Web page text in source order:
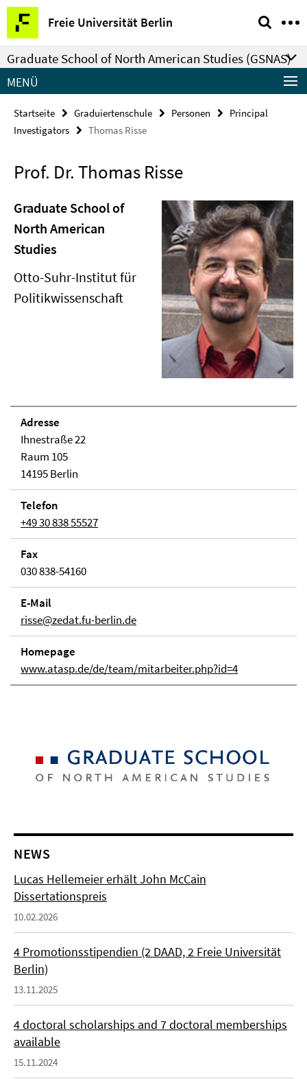
Springe
direkt
zu
Inhalt
Freie Universität Berlin
Service-
Navigation
Graduate School of North American Studies (GSNAS)
MENÜ
Startseite Graduiertenschule Personen
Principal
Investigators
Thomas Risse
Prof. Dr. Thomas Risse
Graduate School of
North American
Studies
Otto-Suhr-Institut für
Politikwissenschaft
Adresse
Ihnestraße 22
Raum 105
14195 Berlin
Telefon
+49 30 838 55527
Fax
030 838-54160
E-Mail
risse@zedat.fu-berlin.de
Homepage
www.atasp.de/de/team/mitarbeiter.php?id=4
NEWS
Lucas Hellemeier erhält John McCain
Dissertationspreis
10.02.2026
4 Promotionsstipendien (2 DAAD, 2 Freie Universität
Berlin)
13.11.2025
4 doctoral scholarships and 7 doctoral memberships
available
15.11.2024